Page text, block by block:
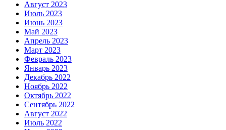
Август 2023
Июль 2023
Июнь 2023
Май 2023
Апрель 2023
Март 2023
Февраль 2023
Январь 2023
Декабрь 2022
Ноябрь 2022
Октябрь 2022
Сентябрь 2022
Август 2022
Июль 2022